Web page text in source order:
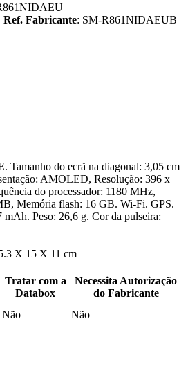
Ref. Fabricante: SM-R861NIDAEUB
Tamanho do ecrã na diagonal: 3,05 cm
AMOLED, Resolução: 396 x
do processador: 1180 MHz,
Memória flash: 16 GB. Wi-Fi. GPS.
mAh. Peso: 26,6 g. Cor da pulseira:
X 15 X 11 cm
Tratar com a
Databox
Necessita Autorização
do Fabricante
Não Não